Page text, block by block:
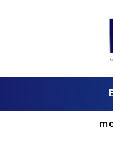
Nikmati Promo